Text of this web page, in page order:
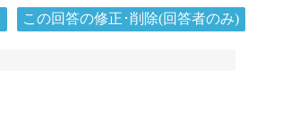
この回答の修正･削除(回答者のみ)